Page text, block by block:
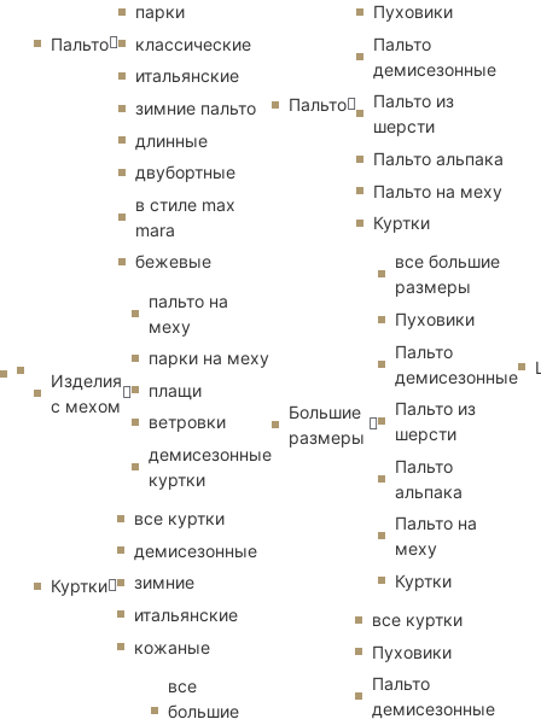
Пальто
парки
классические
итальянские
зимние пальто
длинные
двубортные
в стиле max
mara
бежевые
Изделия
с мехом
пальто на
меху
парки на меху
плащи
ветровки
демисезонные
куртки
Куртки
все куртки
демисезонные
зимние
итальянские
кожаные
все
большие
Пальто
Пуховики
Пальто
демисезонные
Пальто из
шерсти
Пальто альпака
Пальто на меху
Куртки
Большие
размеры
все большие
размеры
Пуховики
Пальто
демисезонные
Пальто из
шерсти
Пальто
альпака
Пальто на
меху
Куртки
все куртки
Пуховики
Пальто
демисезонные